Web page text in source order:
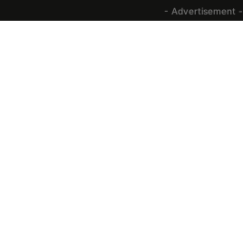
- Advertisement -